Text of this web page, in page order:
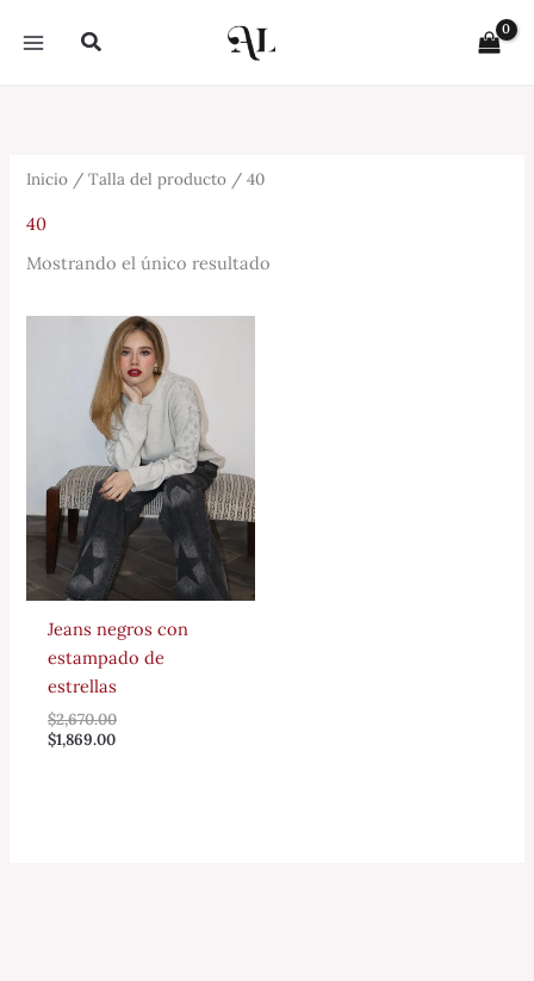
Buscar
Inicio / Talla del producto / 40
40
Mostrando el único resultado
Jeans negros con
estampado de
estrellas
$2,670.00
$1,869.00